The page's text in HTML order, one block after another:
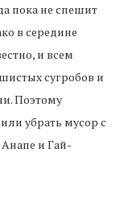
пока не спешит
в середине
и всем
сугробов и
Поэтому
убрать мусор с
и Гай-